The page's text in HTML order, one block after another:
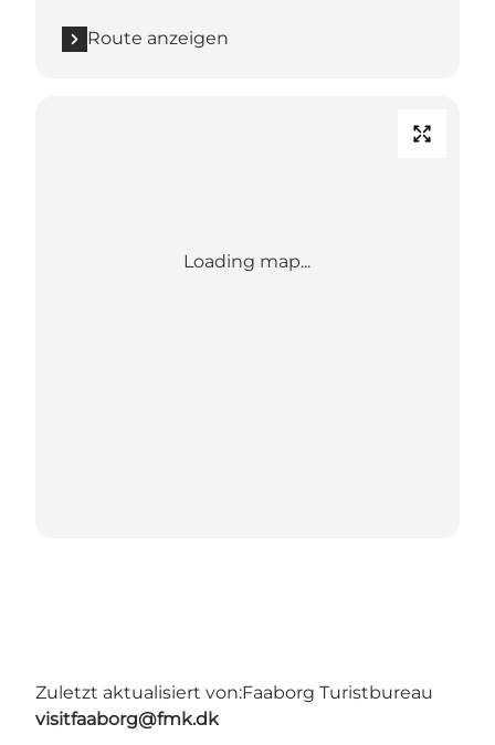
Route anzeigen
Loading map...
Zuletzt aktualisiert von:Faaborg Turistbureau
visitfaaborg@fmk.dk